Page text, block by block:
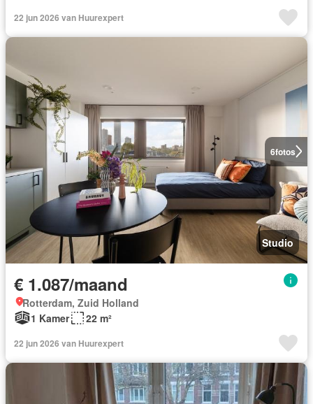
22 jun 2026 van Huurexpert
6fotos
Studio
€ 1.087/maand
Rotterdam, Zuid Holland
1 Kamer
22 m²
22 jun 2026 van Huurexpert